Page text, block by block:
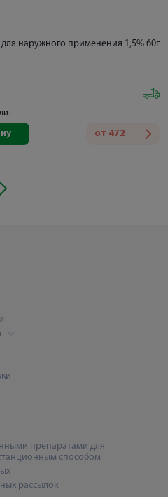
наружного применения 1,5% 60г
от 472
препаратами для
способом
рассылок